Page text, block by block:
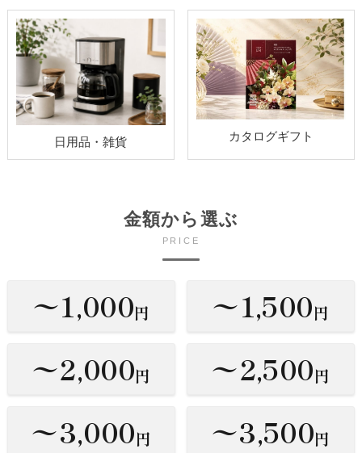
日用品・雑貨 カタログギフト
金額から選ぶ
PRICE
〜1,000円 〜1,500円
〜2,000円 〜2,500円
〜3,000円 〜3,500円